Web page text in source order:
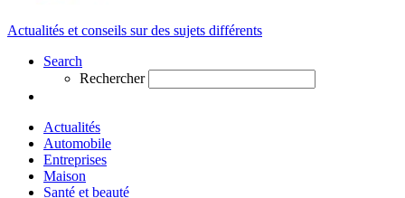
Actualités et conseils sur des sujets différents
Search
Rechercher
Actualités
Automobile
Entreprises
Maison
Santé et beauté